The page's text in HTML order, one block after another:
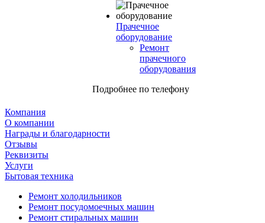
Прачечное
оборудование
Ремонт
прачечного
оборудования
Подробнее по телефону
Компания
О компании
Награды и благодарности
Отзывы
Реквизиты
Услуги
Бытовая техника
Ремонт холодильников
Ремонт посудомоечных машин
Ремонт стиральных машин